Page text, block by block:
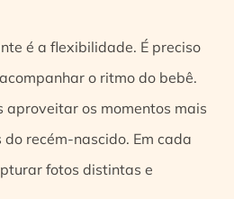
é a flexibilidade. É preciso
o ritmo do bebê.
aproveitar os momentos mais
recém-nascido. Em cada
fotos distintas e